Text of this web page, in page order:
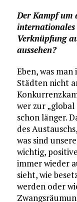
Der Kampf um
internationales
Verknüpfung
aussehen?
Eben, was
Städten nicht
wer zur
schon länger.
des
was sind
wichtig,
immer wieder
sieht, wie
werden oder